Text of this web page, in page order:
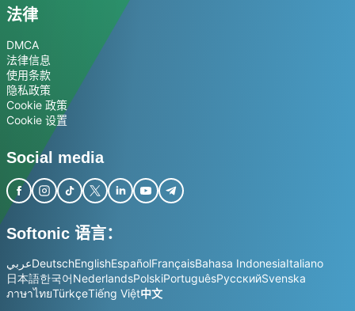
法律
DMCA
法律信息
使用条款
隐私政策
Cookie 政策
Cookie 设置
Social media
Softonic 语言：
عربيDeutschEnglishEspañolFrançaisBahasa IndonesiaItaliano
日本語한국어NederlandsPolskiPortuguêsРусскийSvenska
ภาษาไทยTürkçeTiếng Việt中文